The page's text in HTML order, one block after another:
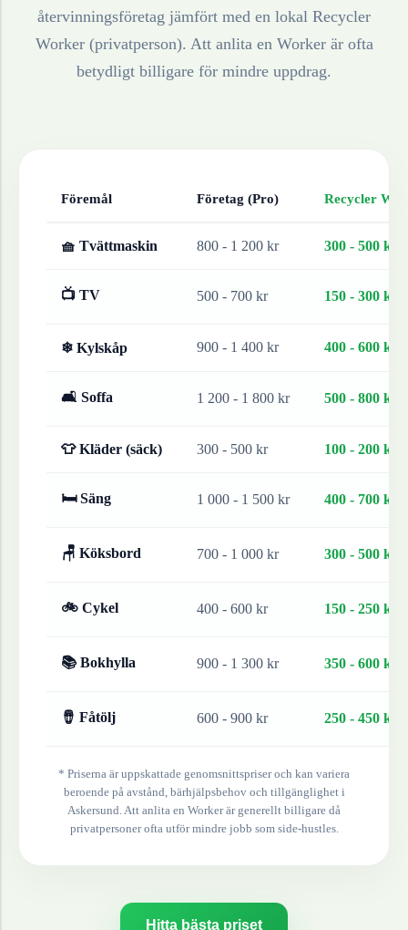
återvinningsföretag jämfört med en lokal Recycler
Worker (privatperson). Att anlita en Worker är ofta
betydligt billigare för mindre uppdrag.
Föremål Företag (Pro) Recycler
🧺 Tvättmaskin 800 - 1 200 kr 300 - 500 kr
📺 TV 500 - 700 kr 150 - 300 kr
❄ Kylskåp 900 - 1 400 kr 400 - 600 kr
🛋 Soffa 1 200 - 1 800 kr 500 - 800 kr
👕 Kläder (säck) 300 - 500 kr 100 - 200 kr
🛏 Säng 1 000 - 1 500 kr 400 - 700 kr
🪑 Köksbord 700 - 1 000 kr 300 - 500 kr
🚲 Cykel 400 - 600 kr 150 - 250 kr
📚 Bokhylla 900 - 1 300 kr 350 - 600 kr
🪘 Fåtölj 600 - 900 kr 250 - 450 kr
* Priserna är uppskattade genomsnittspriser och kan variera
beroende på avstånd, bärhjälpsbehov och tillgänglighet i
Askersund. Att anlita en Worker är generellt billigare då
privatpersoner ofta utför mindre jobb som side-hustles.
Hitta bästa priset